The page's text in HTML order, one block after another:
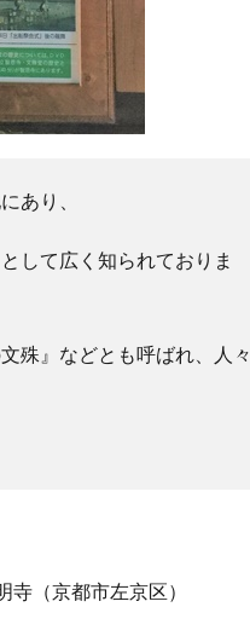
あり、
して広く知られておりま
殊』などとも呼ばれ、人々
（京都市左京区）